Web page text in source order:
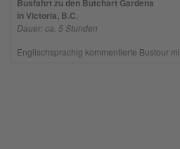
Busfahrt zu den Butchart Gardens
in Victoria, B.C.
Dauer: ca. 5 Stunden
Englischsprachig kommentierte Bustour